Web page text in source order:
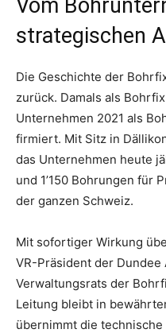
Vom
strategischen
Die Geschichte der
zurück. Damals als
Unternehmen 2021 als
firmiert. Mit Sitz in
das Unternehmen heute
und 1’150 Bohrungen für
der ganzen Schweiz.
Mit sofortiger Wirkung
VR-Präsident der Dundee
Verwaltungsrats der
Leitung bleibt in
übernimmt die